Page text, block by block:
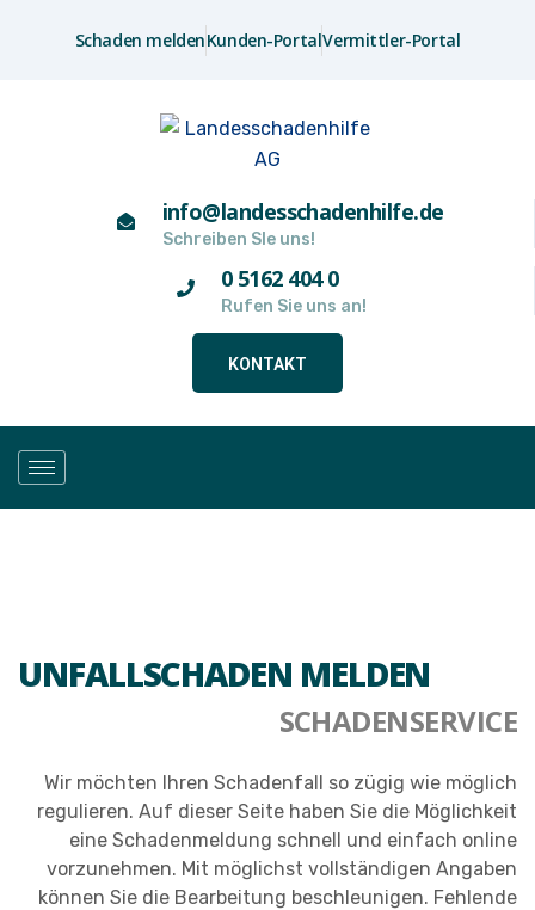
Schaden meldenKunden-PortalVermittler-Portal
info@landesschadenhilfe.de
Schreiben SIe uns!
0 5162 404 0
Rufen Sie uns an!
KONTAKT
UNFALLSCHADEN MELDEN
SCHADENSERVICE
Wir möchten Ihren Schadenfall so zügig wie möglich
regulieren. Auf dieser Seite haben Sie die Möglichkeit
eine Schadenmeldung schnell und einfach online
vorzunehmen. Mit möglichst vollständigen Angaben
können Sie die Bearbeitung beschleunigen. Fehlende